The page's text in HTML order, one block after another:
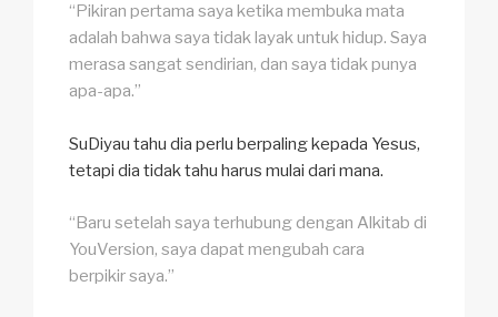
“Pikiran pertama saya ketika membuka mata
adalah bahwa saya tidak layak untuk hidup. Saya
merasa sangat sendirian, dan saya tidak punya
apa-apa.”
SuDiyau tahu dia perlu berpaling kepada Yesus,
tetapi dia tidak tahu harus mulai dari mana.
“Baru setelah saya terhubung dengan Alkitab di
YouVersion, saya dapat mengubah cara
berpikir saya.”